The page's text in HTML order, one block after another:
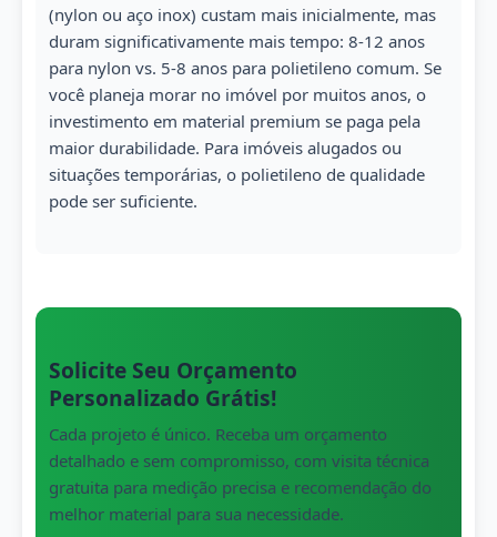
(nylon ou aço inox) custam mais inicialmente, mas
duram significativamente mais tempo: 8-12 anos
para nylon vs. 5-8 anos para polietileno comum. Se
você planeja morar no imóvel por muitos anos, o
investimento em material premium se paga pela
maior durabilidade. Para imóveis alugados ou
situações temporárias, o polietileno de qualidade
pode ser suficiente.
Solicite Seu Orçamento
Personalizado Grátis!
Cada projeto é único. Receba um orçamento
detalhado e sem compromisso, com visita técnica
gratuita para medição precisa e recomendação do
melhor material para sua necessidade.